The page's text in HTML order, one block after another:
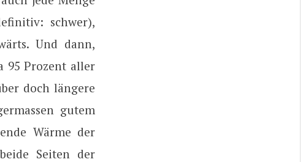
schwer),
Und dann,
95 Prozent aller
doch längere
gutem
Wärme der
Seiten der